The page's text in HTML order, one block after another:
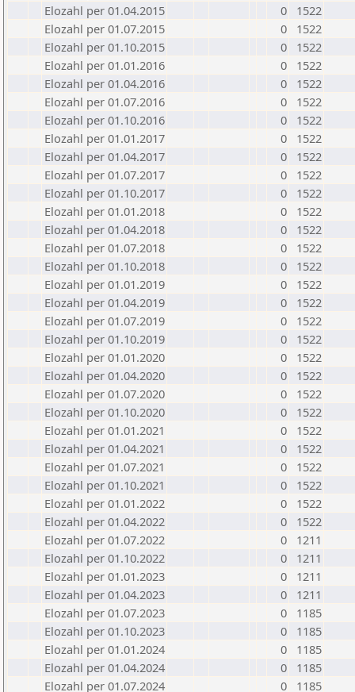
Elozahl per 01.04.2015
0
1522
Elozahl per 01.07.2015
0
1522
Elozahl per 01.10.2015
0
1522
Elozahl per 01.01.2016
0
1522
Elozahl per 01.04.2016
0
1522
Elozahl per 01.07.2016
0
1522
Elozahl per 01.10.2016
0
1522
Elozahl per 01.01.2017
0
1522
Elozahl per 01.04.2017
0
1522
Elozahl per 01.07.2017
0
1522
Elozahl per 01.10.2017
0
1522
Elozahl per 01.01.2018
0
1522
Elozahl per 01.04.2018
0
1522
Elozahl per 01.07.2018
0
1522
Elozahl per 01.10.2018
0
1522
Elozahl per 01.01.2019
0
1522
Elozahl per 01.04.2019
0
1522
Elozahl per 01.07.2019
0
1522
Elozahl per 01.10.2019
0
1522
Elozahl per 01.01.2020
0
1522
Elozahl per 01.04.2020
0
1522
Elozahl per 01.07.2020
0
1522
Elozahl per 01.10.2020
0
1522
Elozahl per 01.01.2021
0
1522
Elozahl per 01.04.2021
0
1522
Elozahl per 01.07.2021
0
1522
Elozahl per 01.10.2021
0
1522
Elozahl per 01.01.2022
0
1522
Elozahl per 01.04.2022
0
1522
Elozahl per 01.07.2022
0
1211
Elozahl per 01.10.2022
0
1211
Elozahl per 01.01.2023
0
1211
Elozahl per 01.04.2023
0
1211
Elozahl per 01.07.2023
0
1185
Elozahl per 01.10.2023
0
1185
Elozahl per 01.01.2024
0
1185
Elozahl per 01.04.2024
0
1185
Elozahl per 01.07.2024
0
1185